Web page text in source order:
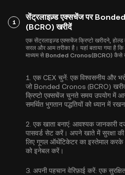
1
सेंट्रलाइज़्ड एक्सचेंज पर
(BCRO) खरीदें
एक सेंट्रलाइज़्ड एक्सचेंज क्रिप्टो खरीदने,
सरल और आम तरीका है। यहां बताया गया है
माध्यम से Bonded Cronos(BCRO) कैसे
1. एक CEX चुनें: एक विश्वसनीय और
जो Bonded Cronos (BCRO)
क्रिप्टो एक्सचेंज चुनते समय उपयोग में
समर्थित भुगतान पद्धतियों को ध्यान में
2. एक खाता बनाएं: आवश्यक जानकारी
पासवर्ड सेट करें। अपने खाते में सुरक्षा
लिए गूगल ऑथेंटिकेटर का इस्तेमाल करके
को इनेबल करें।
3. अपनी पहचान वेरिफ़ाई करें: एक